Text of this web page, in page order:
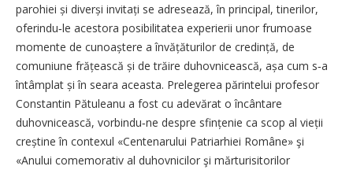
parohiei și diverși invitați se adresează, în principal, tinerilor,
oferin­du‑le acestora posibilitatea experierii unor frumoase
momente de cu­noaștere a învățăturilor de credință, de
comuniune frățească și de trăire duhovnicească, așa cum s‑a
întâmplat și în seara aceasta. Prelegerea părintelui profesor
Constantin Pătuleanu a fost cu adevărat o încântare
duhovnicească, vorbindu‑ne despre sfințenie ca scop al vieții
creștine în contexul «Centenarului Patriarhiei Române» şi
«Anului comemorativ al duhovnicilor şi mărturisitorilor